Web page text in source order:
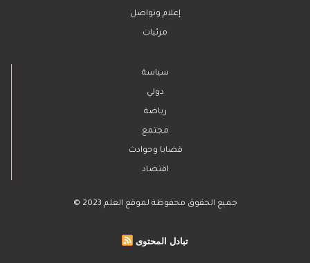
إعلام وتواصل
مرئيات
سياسة
دولي
رياضة
مجتمع
قضايا وحوادث
اقتصاد
© 2023 جميع الحقوق محفوظة لموقع العلم
تبادل المحتوى